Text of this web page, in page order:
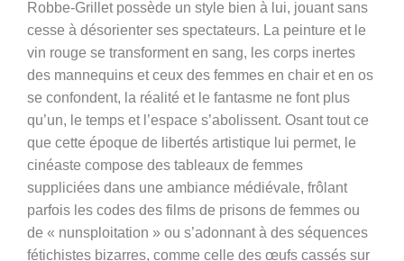
Robbe-Grillet possède un style bien à lui, jouant sans
cesse à désorienter ses spectateurs. La peinture et le
vin rouge se transforment en sang, les corps inertes
des mannequins et ceux des femmes en chair et en os
se confondent, la réalité et le fantasme ne font plus
qu’un, le temps et l’espace s’abolissent. Osant tout ce
que cette époque de libertés artistique lui permet, le
cinéaste compose des tableaux de femmes
suppliciées dans une ambiance médiévale, frôlant
parfois les codes des films de prisons de femmes ou
de « nunsploitation » ou s’adonnant à des séquences
fétichistes bizarres, comme celle des œufs cassés sur